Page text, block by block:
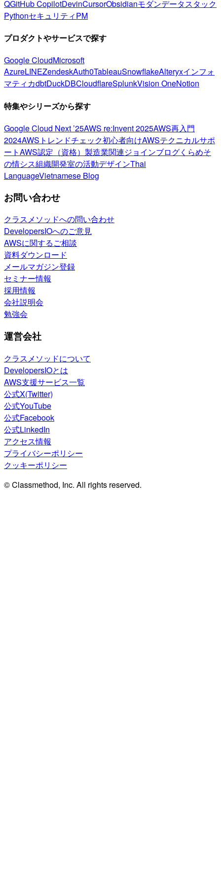
QGitHub CopilotDevinCursorObsidianモダンデータスタック
PythonセキュリティPM
プロダクトやサービスで探す
Google CloudMicrosoft
AzureLINEZendeskAuth0TableauSnowflakeAlteryxインフォ
マティカdbtDuckDBCloudflareSplunkVision OneNotion
特集やシリーズから探す
Google Cloud Next ’25AWS re:Invent 2025AWS再入門
2024AWSトレンドチェック初心者向けAWSテクニカルサポ
ートAWS認定（資格） 製造業関連ジョインブログくらめそ
の情シス組織開発室の活動デザインThai
LanguageVietnamese Blog
お問い合わせ
クラスメソッドへの問い合わせ
DevelopersIOへのご意見
AWSに関するご相談
資料ダウンロード
メールマガジン登録
セミナー情報
採用情報
会社説明会
勉強会
運営会社
クラスメソッドについて
DevelopersIOとは
AWS支援サービス一覧
公式X(Twitter)
公式YouTube
公式Facebook
公式LinkedIn
アクセス情報
プライバシーポリシー
クッキーポリシー
© Classmethod, Inc. All rights reserved.